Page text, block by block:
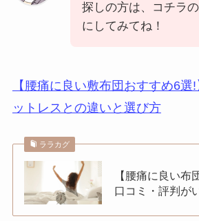
探しの方は、コチラ
にしてみてね！
【腰痛に良い敷布団おすすめ6
ットレスとの違いと選び方
ララカグ
【腰痛に良い布
口コミ・評判が